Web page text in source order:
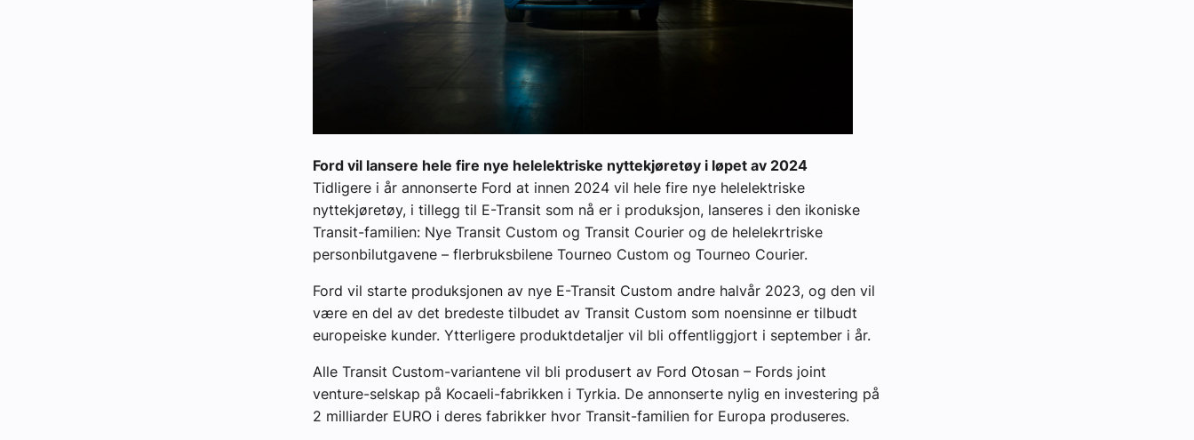
Ford vil lansere hele fire nye helelektriske nyttekjøretøy i løpet av 2024
Tidligere i år annonserte Ford at innen 2024 vil hele fire nye helelektriske
nyttekjøretøy, i tillegg til E-Transit som nå er i produksjon, lanseres i den ikoniske
Transit-familien: Nye Transit Custom og Transit Courier og de helelekrtriske
personbilutgavene – flerbruksbilene Tourneo Custom og Tourneo Courier.
Ford vil starte produksjonen av nye E-Transit Custom andre halvår 2023, og den vil
være en del av det bredeste tilbudet av Transit Custom som noensinne er tilbudt
europeiske kunder. Ytterligere produktdetaljer vil bli offentliggjort i september i år.
Alle Transit Custom-variantene vil bli produsert av Ford Otosan – Fords joint
venture-selskap på Kocaeli-fabrikken i Tyrkia. De annonserte nylig en investering på
2 milliarder EURO i deres fabrikker hvor Transit-familien for Europa produseres.